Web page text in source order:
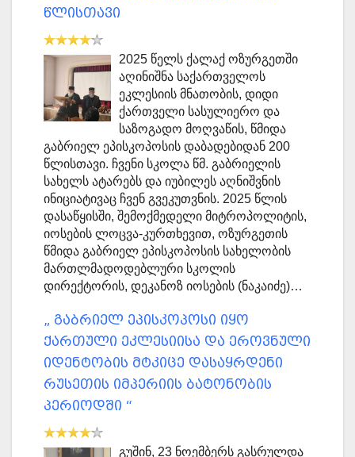
წლისთავი
2025 წელს ქალაქ ოზურგეთში
აღინიშნა საქართველოს
ეკლესიის მნათობის, დიდი
ქართველი სასულიერო და
საზოგადო მოღვაწის, წმიდა
გაბრიელ ეპისკოპოსის დაბადებიდან 200
წლისთავი. ჩვენი სკოლა წმ. გაბრიელის
სახელს ატარებს და იუბილეს აღნიშვნის
ინიციატივაც ჩვენ გვეკუთვნის. 2025 წლის
დასაწყისში, შემოქმედელი მიტროპოლიტის,
იოსების ლოცვა-კურთხევით, ოზურგეთის
წმიდა გაბრიელ ეპისკოპოსის სახელობის
მართლმადოდებლური სკოლის
დირექტორის, დეკანოზ იოსების (ნაკაიძე)…
„ გაბრიელ ეპისკოპოსი იყო
ქართული ეკლესიისა და ეროვნული
იდენტობის მტკიცე დასაყრდენი
რუსეთის იმპერიის ბატონობის
პერიოდში “
გუშინ, 23 ნოემბერს გასრულდა